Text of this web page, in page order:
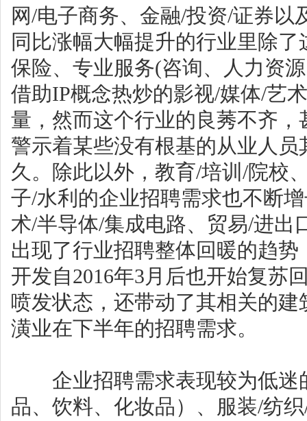
网/电子商务、金融/投资/证券
同比涨幅大幅提升的行业里除
保险、专业服务(咨询、人力资
借助IP概念热炒的影视/媒体/艺
量，然而这个行业的良莠不齐
警示着某些没有根基的从业人
久。除此以外，教育/培训/院校
子/水利的企业招聘需求也不断
术/半导体/集成电路、贸易/进出
出现了行业招聘整体回暖的趋
开发自2016年3月后也开始复苏
喷发状态，还带动了其相关的
潢业在下半年的招聘需求。
企业招聘需求表现较为低迷
品、饮料、化妆品）、服装/纺